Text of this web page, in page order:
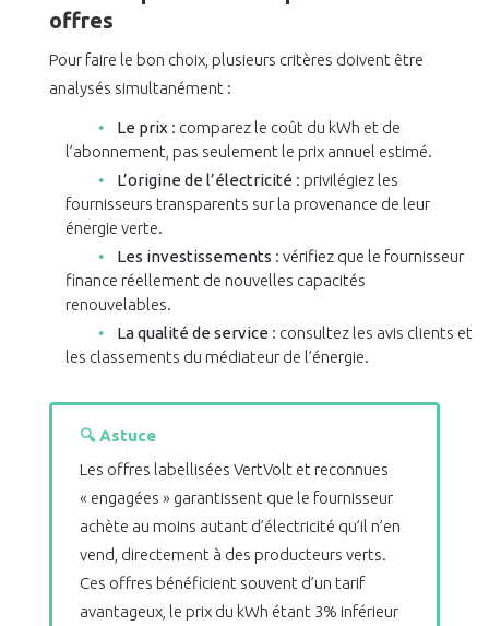
offres
Pour faire le bon choix, plusieurs critères doivent être
analysés simultanément :
Le prix : comparez le coût du kWh et de
l’abonnement, pas seulement le prix annuel estimé.
L’origine de l’électricité : privilégiez les
fournisseurs transparents sur la provenance de leur
énergie verte.
Les investissements : vérifiez que le fournisseur
finance réellement de nouvelles capacités
renouvelables.
La qualité de service : consultez les avis clients et
les classements du médiateur de l’énergie.
🔍 Astuce
Les offres labellisées VertVolt et reconnues
« engagées » garantissent que le fournisseur
achète au moins autant d’électricité qu’il n’en
vend, directement à des producteurs verts.
Ces offres bénéficient souvent d’un tarif
avantageux, le prix du kWh étant 3% inférieur